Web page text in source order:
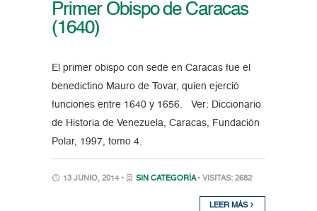
Primer Obispo de Caracas
(1640)
El primer obispo con sede en Caracas fue el
benedictino Mauro de Tovar, quien ejerció
funciones entre 1640 y 1656. Ver: Diccionario
de Historia de Venezuela, Caracas, Fundación
Polar, 1997, tomo 4.
13 JUNIO, 2014 • SIN CATEGORÍA • VISITAS: 2682
LEER MÁS